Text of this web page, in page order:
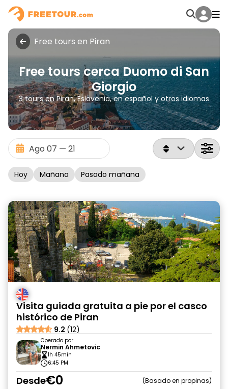
Free tours en Piran
Free tours cerca Duomo di San
Giorgio
3 tours en Piran, Eslovenia, en español y otros idiomas
Hoy Mañana Pasado mañana
Visita guiada gratuita a pie por el casco
histórico de Piran
9.2 (12)
Operado por
Nermin Ahmetovic
1h 45min
6:45 PM
Desde€0 Basado en propinas